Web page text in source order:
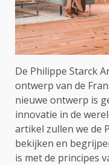
De Philippe Starck
ontwerp van de
nieuwe ontwerp is
innovatie in de
artikel zullen we de
bekijken en
is met de principes